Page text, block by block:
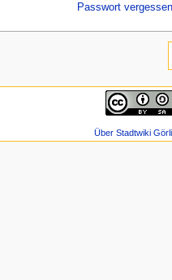
Passwort
Über Stadtwiki